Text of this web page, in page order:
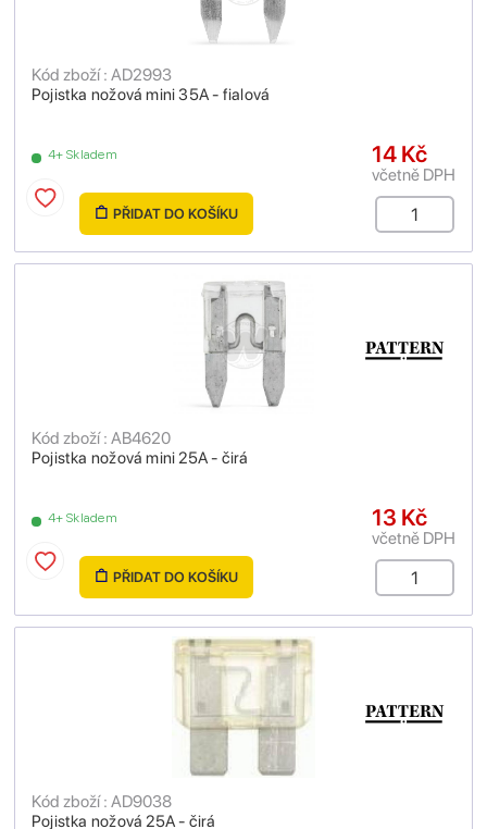
Pojistka nožová mini 35A - fialová
Kód zboží : AD2993
4+ Skladem 14 Kč
včetně DPH
PŘIDAT DO KOŠÍKU
Pojistka nožová mini 25A - čirá
Kód zboží : AB4620
4+ Skladem 13 Kč
včetně DPH
PŘIDAT DO KOŠÍKU
Pojistka nožová 25A - čirá
Kód zboží : AD9038